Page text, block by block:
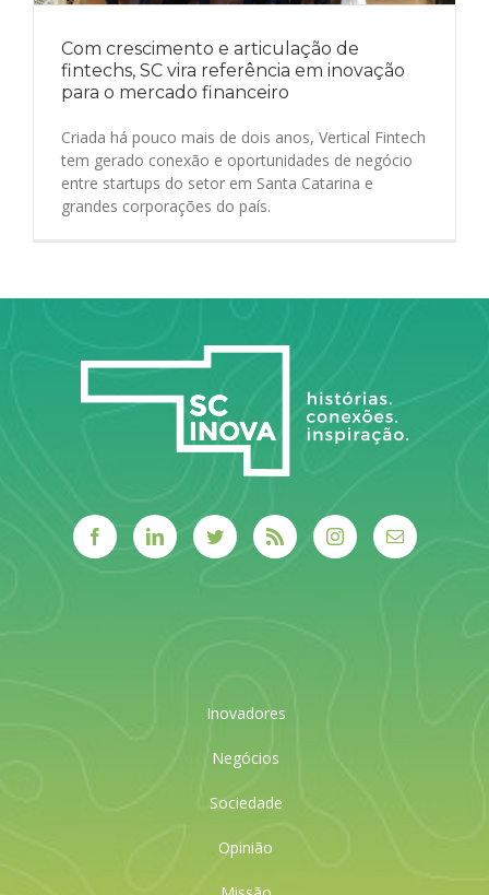
Com crescimento e articulação de
fintechs, SC vira referência em inovação
para o mercado financeiro
Criada há pouco mais de dois anos, Vertical Fintech
tem gerado conexão e oportunidades de negócio
entre startups do setor em Santa Catarina e
grandes corporações do país.
Inovadores
Negócios
Sociedade
Opinião